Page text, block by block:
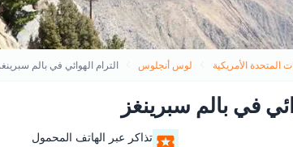
المتحدة الأمريكية لوس أنجلوس الترام الهوائي في بالم
في بالم سبرينغز
تذاكر عبر الهاتف المحمول